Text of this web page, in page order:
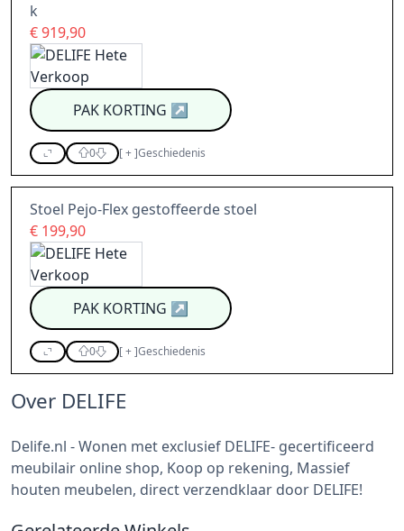
k
€ 919,90
PAK KORTING ↗
0 [+]Geschiedenis
Stoel Pejo-Flex gestoffeerde stoel
€ 199,90
PAK KORTING ↗
0 [+]Geschiedenis
Over DELIFE
Delife.nl - Wonen met exclusief DELIFE- gecertificeerd
meubilair online shop, Koop op rekening, Massief
houten meubelen, direct verzendklaar door DELIFE!